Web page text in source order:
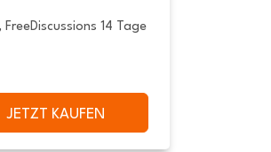
14 Tage
JETZT KAUFEN